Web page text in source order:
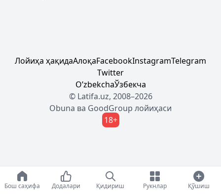
Лойиҳа ҳақидаАлоқаFacebookInstagramTelegram
Twitter
OʼzbekchaЎзбекча
© Latifa.uz, 2008–2026
Obuna ва GoodGroup лойиҳаси
18+
Бош саҳифа Додалари Қидириш Рукнлар Қўшиш